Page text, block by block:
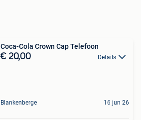
Coca-Cola Crown Cap Telefoon
€ 20,00 Details
Blankenberge 16 jun 26